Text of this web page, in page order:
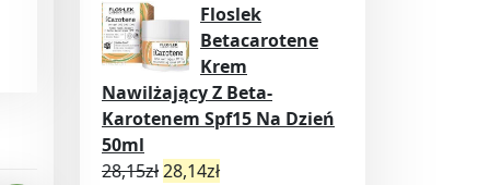
Floslek
Betacarotene
Krem
Nawilżający Z Beta-
Karotenem Spf15 Na Dzień
50ml
28,15zł28,14zł